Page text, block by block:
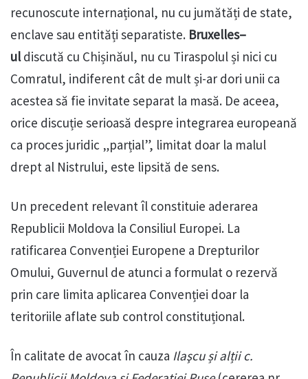
recunoscute internațional, nu cu jumătăți de state,
enclave sau entități separatiste. Bruxelles–
uldiscută cu Chișinăul, nu cu Tiraspolul și nici cu
Comratul, indiferent cât de mult și-ar dori unii ca
acestea să fie invitate separat la masă. De aceea,
orice discuție serioasă despre integrarea europeană
ca proces juridic „parțial”, limitat doar la malul
drept al Nistrului, este lipsită de sens.
Un precedent relevant îl constituie aderarea
Republicii Moldova la Consiliul Europei. La
ratificarea Convenției Europene a Drepturilor
Omului, Guvernul de atunci a formulat o rezervă
prin care limita aplicarea Convenției doar la
teritoriile aflate sub control constituțional.
În calitate de avocat în cauza Ilaşcu și alții c.